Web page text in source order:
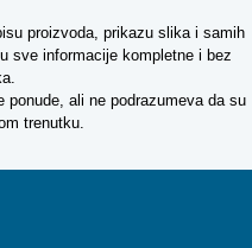
proizvoda, prikazu slika i samih
sve informacije kompletne i bez
ali ne podrazumeva da su
trenutku.